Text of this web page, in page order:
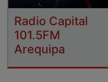
Radio Capital
101.5FM
Arequipa